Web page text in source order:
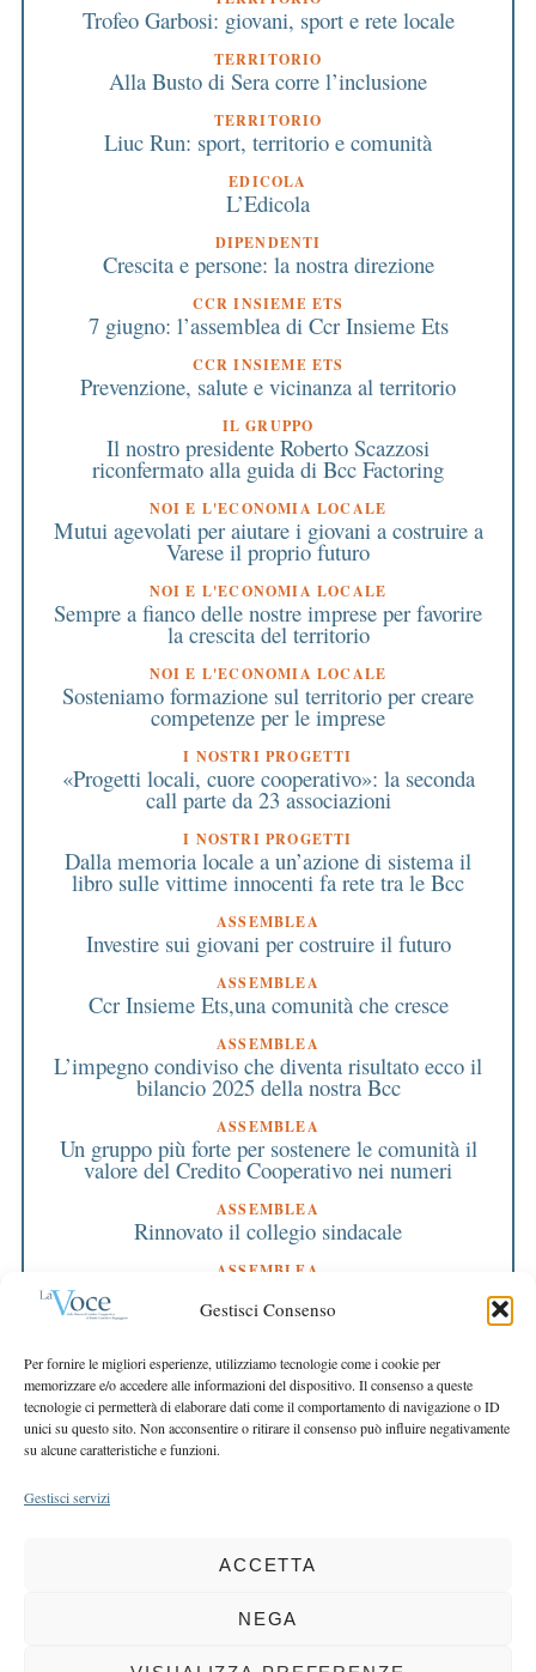
Gestisci Consenso
Per fornire le migliori esperienze, utilizziamo tecnologie come i cookie per
memorizzare e/o accedere alle informazioni del dispositivo. Il consenso a queste
tecnologie ci permetterà di elaborare dati come il comportamento di navigazione o ID
unici su questo sito. Non acconsentire o ritirare il consenso può influire negativamente
su alcune caratteristiche e funzioni.
Gestisci servizi
ACCETTA
NEGA
Trofeo Garbosi: giovani, sport e rete locale
TERRITORIO
Alla Busto di Sera corre l’inclusione
TERRITORIO
Liuc Run: sport, territorio e comunità
EDICOLA
L’Edicola
DIPENDENTI
Crescita e persone: la nostra direzione
CCR INSIEME ETS
7 giugno: l’assemblea di Ccr Insieme Ets
CCR INSIEME ETS
Prevenzione, salute e vicinanza al territorio
IL GRUPPO
Il nostro presidente Roberto Scazzosi
riconfermato alla guida di Bcc Factoring
NOI E L'ECONOMIA LOCALE
Mutui agevolati per aiutare i giovani a costruire a
Varese il proprio futuro
NOI E L'ECONOMIA LOCALE
Sempre a fianco delle nostre imprese per favorire
la crescita del territorio
NOI E L'ECONOMIA LOCALE
Sosteniamo formazione sul territorio per creare
competenze per le imprese
I NOSTRI PROGETTI
«Progetti locali, cuore cooperativo»: la seconda
call parte da 23 associazioni
I NOSTRI PROGETTI
Dalla memoria locale a un’azione di sistema il
libro sulle vittime innocenti fa rete tra le Bcc
ASSEMBLEA
Investire sui giovani per costruire il futuro
ASSEMBLEA
Ccr Insieme Ets,una comunità che cresce
ASSEMBLEA
L’impegno condiviso che diventa risultato ecco il
bilancio 2025 della nostra Bcc
ASSEMBLEA
Un gruppo più forte per sostenere le comunità il
valore del Credito Cooperativo nei numeri
ASSEMBLEA
Rinnovato il collegio sindacale
ASSEMBLEA
Bilancio approvato all’unanimità e 2 milioni
destinati al territorio
Crescere restando riconoscibili
EDITORIALE PRESIDENTE
Costruire futuro insieme
COPYRIGHT 2025 LA VOCE |PRIVACY
BCC DI BUSTO GAROLFO E BUGUGGIATE